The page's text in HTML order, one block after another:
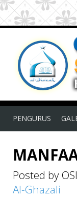
PENGURUS
Posted by
Al-Ghazali